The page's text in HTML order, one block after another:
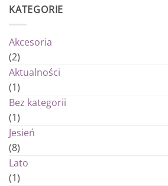
KATEGORIE
Akcesoria
(2)
Aktualności
(1)
Bez kategorii
(1)
Jesień
(8)
Lato
(1)